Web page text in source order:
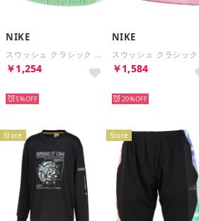
NIKE
スウッシュ クラシック ヘッドバンド （キューカンバーカルム/ホワイト/ブラック）
￥1,254
5%
NIKE
￥1,584
20%
Store Store